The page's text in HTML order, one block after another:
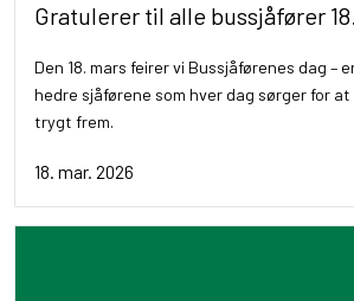
Gratulerer til alle bussjåfører
Den 18. mars feirer vi Bussjåførenes dag –
hedre sjåførene som hver dag sørger for at
trygt frem.
18. mar. 2026